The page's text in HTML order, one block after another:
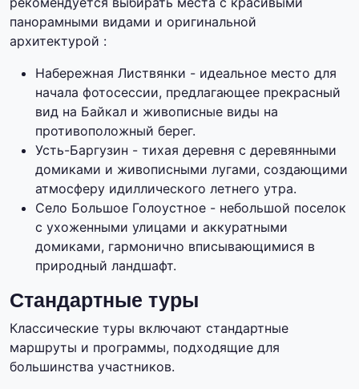
панорамными видами и оригинальной
архитектурой :
Набережная Листвянки - идеальное место для
начала фотосессии, предлагающее прекрасный
вид на Байкал и живописные виды на
противоположный берег.
Усть-Баргузин - тихая деревня с деревянными
домиками и живописными лугами, создающими
атмосферу идиллического летнего утра.
Село Большое Голоустное - небольшой поселок
с ухоженными улицами и аккуратными
домиками, гармонично вписывающимися в
природный ландшафт.
Стандартные туры
Классические туры включают стандартные
маршруты и программы, подходящие для
большинства участников.